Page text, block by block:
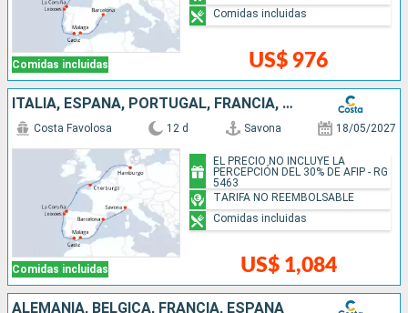
Comidas incluidas US$ 976
Comidas incluidas
ITALIA, ESPAÑA, PORTUGAL, FRANCIA, ALEMANIA
Comidas incluidas
Costa Favolosa 12 d Savona 18/05/2027
US$ 1,084
EL PRECIO NO INCLUYE LA
PERCEPCIÓN DEL 30% DE AFIP - RG
5463
TARIFA NO REEMBOLSABLE
Comidas incluidas
ALEMANIA, BÉLGICA, FRANCIA, ESPAÑA